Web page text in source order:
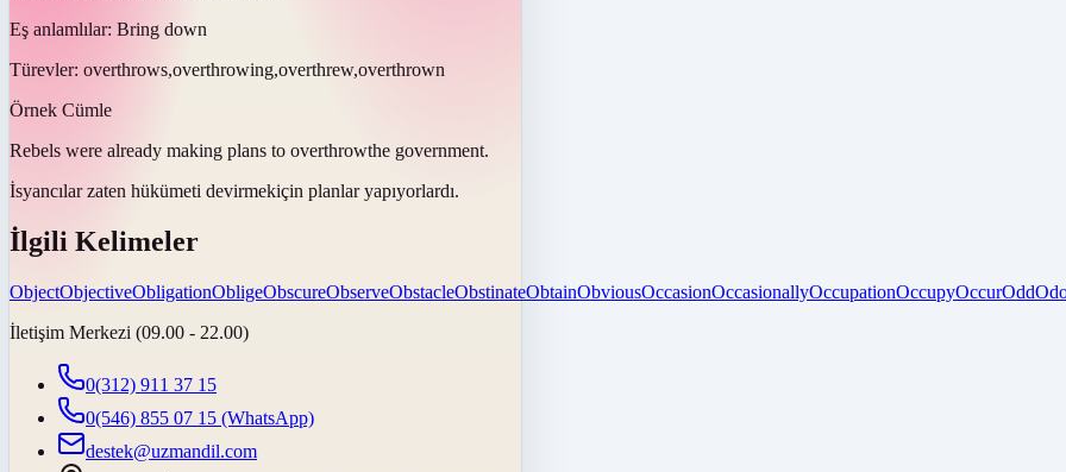
Eş anlamlılar: Bring down
Türevler: overthrows,overthrowing,overthrew,overthrown
Örnek Cümle
Rebels were already making plans to overthrowthe government.
İsyancılar zaten hükümeti devirmekiçin planlar yapıyorlardı.
İlgili Kelimeler
ObjectObjectiveObligationObligeObscureObserveObstacleObstinateObtainObviousOccasionOccasionallyOccupationOccupyOccurOdd
İletişim Merkezi (09.00 - 22.00)
0(312) 911 37 15
0(546) 855 07 15 (WhatsApp)
destek@uzmandil.com